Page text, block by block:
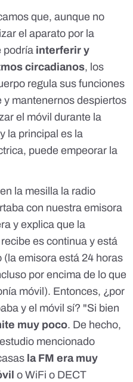
que, aunque no
el aparato por la
podría interferir y
circadianos, los
regula sus funciones
y mantenernos despiertos
el móvil durante la
la principal es la
puede empeorar la
la mesilla la radio
con nuestra emisora
y explica que la
es continua y está
emisora está 24 horas
por encima de lo que
móvil). Entonces, ¿por
y el móvil sí? "Si bien
muy poco. De hecho,
mencionado
la FM era muy
o WiFi o DECT